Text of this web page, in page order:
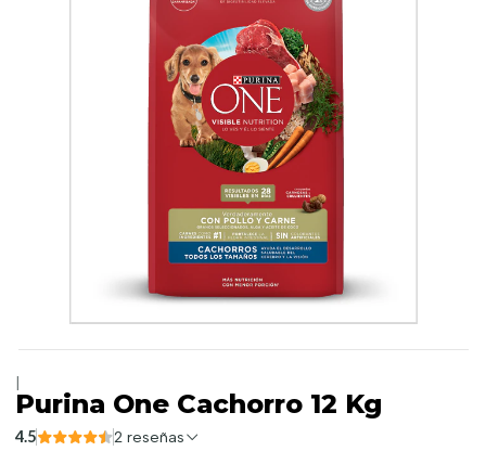
Purina One Cachorro 12 Kg
4.5 2 reseñas